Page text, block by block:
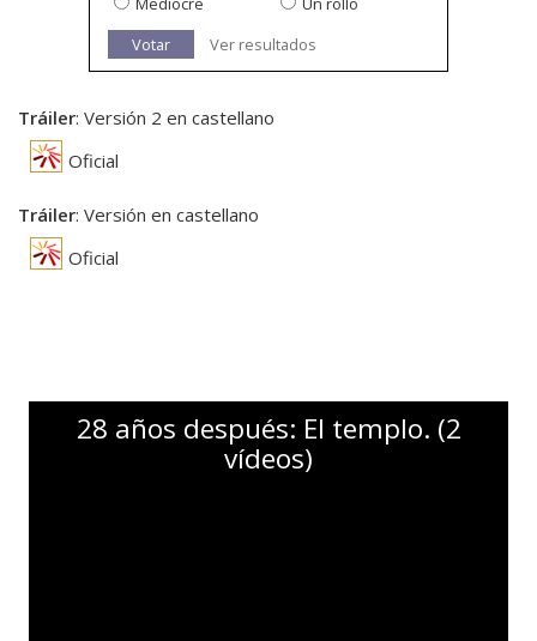
Votar
Ver resultados
Tráiler: Versión 2 en castellano
Oficial
Tráiler: Versión en castellano
Oficial
28 años después: El templo. (2
vídeos)